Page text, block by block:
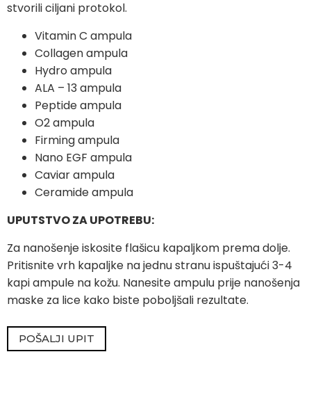
stvorili ciljani protokol.
Vitamin C ampula
Collagen ampula
Hydro ampula
ALA – 13 ampula
Peptide ampula
O2 ampula
Firming ampula
Nano EGF ampula
Caviar ampula
Ceramide ampula
UPUTSTVO ZA UPOTREBU:
Za nanošenje iskosite flašicu kapaljkom prema dolje.
Pritisnite vrh kapaljke na jednu stranu ispuštajući 3-4
kapi ampule na kožu. Nanesite ampulu prije nanošenja
maske za lice kako biste poboljšali rezultate.
POŠALJI UPIT